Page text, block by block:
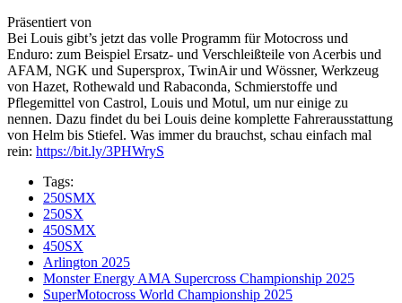
Präsentiert von
Bei Louis gibt’s jetzt das volle Programm für Motocross und
Enduro: zum Beispiel Ersatz- und Verschleißteile von Acerbis und
AFAM, NGK und Supersprox, TwinAir und Wössner, Werkzeug
von Hazet, Rothewald und Rabaconda, Schmierstoffe und
Pflegemittel von Castrol, Louis und Motul, um nur einige zu
nennen. Dazu findet du bei Louis deine komplette Fahrerausstattung
von Helm bis Stiefel. Was immer du brauchst, schau einfach mal
rein: https://bit.ly/3PHWryS
Tags:
250SMX
250SX
450SMX
450SX
Arlington 2025
Monster Energy AMA Supercross Championship 2025
SuperMotocross World Championship 2025